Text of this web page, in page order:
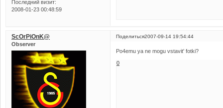
Последний визит:
2008-01-23 00:48:59
Поделиться2007-09-14 19:54:44
ScOrPiOnK@
Observer
Po4emu ya ne mogu vstavit' fotki?
0